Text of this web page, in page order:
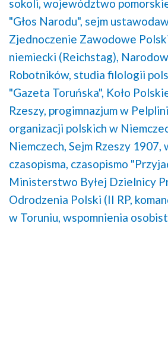
sokoli, województwo
"Głos Narodu", sejm
Zjednoczenie Zawodowe
niemiecki (Reichstag),
Robotników, studia filologii
"Gazeta Toruńska", Koło
Rzeszy, progimnazjum w
organizacji polskich w
Niemczech, Sejm Rzeszy 1907,
czasopisma, czasopismo
Ministerstwo Byłej Dzielnicy
Odrodzenia Polski (II RP,
w Toruniu, wspomnienia